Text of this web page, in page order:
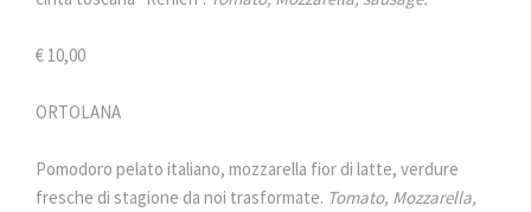
€ 10,00
ORTOLANA
Pomodoro pelato italiano, mozzarella fior di latte, verdure
fresche di stagione da noi trasformate. Tomato, Mozzarella,